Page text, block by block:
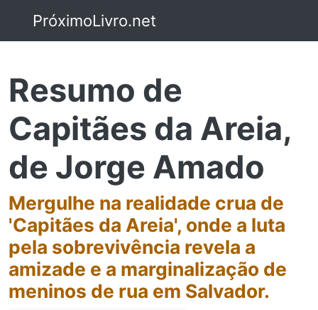
PróximoLivro.net
Resumo de
Capitães da Areia,
de Jorge Amado
Mergulhe na realidade crua de
'Capitães da Areia', onde a luta
pela sobrevivência revela a
amizade e a marginalização de
meninos de rua em Salvador.